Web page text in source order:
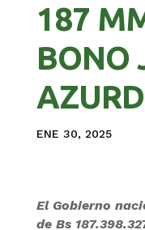
187
BONO
ENE 30, 2025
El Gobierno
de Bs